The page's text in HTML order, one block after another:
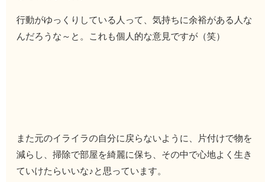
行動がゆっくりしている人って、気持ちに余裕がある人な
んだろうな～と。これも個人的な意見ですが（笑）
また元のイライラの自分に戻らないように、片付けで物を
減らし、掃除で部屋を綺麗に保ち、その中で心地よく生き
ていけたらいいな♪と思っています。